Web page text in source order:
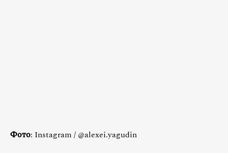
Фото: Instagram / @alexei.yagudin